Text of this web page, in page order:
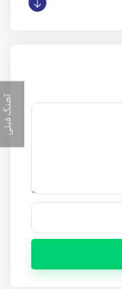
آهنگ قبلی